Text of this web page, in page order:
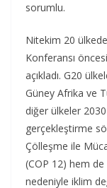
sorumlu.
Nitekim 20
Konferansı
açıkladı. G20
Güney Afrika ve
diğer ülkeler
gerçekleştirme
Çölleşme ile
(COP 12) hem de
nedeniyle iklim